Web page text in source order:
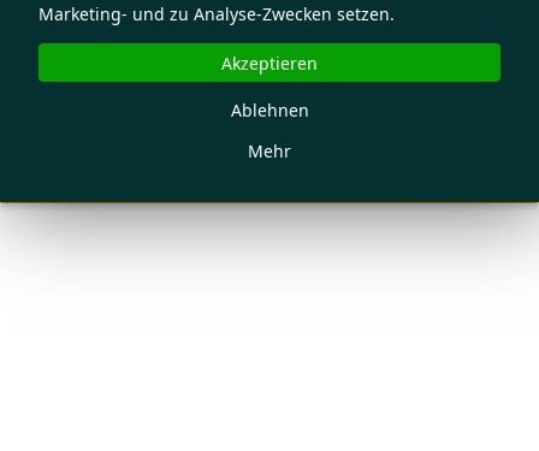
Marketing- und zu Analyse-Zwecken setzen.
Mehr
Ablehnen
Akzeptieren